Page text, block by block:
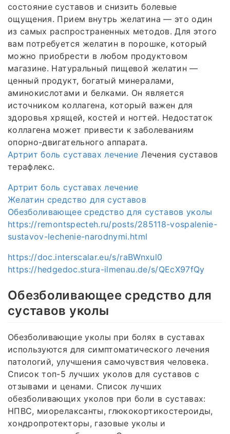
состояние суставов и снизить болевые
ощущения. Прием внутрь желатина — это один
из самых распространенных методов. Для этого
вам потребуется желатин в порошке, который
можно приобрести в любом продуктовом
магазине. Натуральный пищевой желатин —
ценный продукт, богатый минералами,
аминокислотами и белками. Он является
источником коллагена, который важен для
здоровья хрящей, костей и ногтей. Недостаток
коллагена может привести к заболеваниям
опорно-двигательного аппарата.
Артрит боль суставах лечение Лечения суставов
терафлекс.
Артрит боль суставах лечение
Желатин средство для суставов
Обезболивающее средство для суставов уколы
https://remontspecteh.ru/posts/285118-vospalenie-
sustavov-lechenie-narodnymi.html
https://doc.interscalar.eu/s/raBWnxul0
https://hedgedoc.stura-ilmenau.de/s/QEcX97fQy
Обезболивающее средство для
суставов уколы
Обезболивающие уколы при болях в суставах
используются для симптоматического лечения
патологий, улучшения самочувствия человека.
Список топ-5 лучших уколов для суставов с
отзывами и ценами. Список лучших
обезболивающих уколов при боли в суставах:
НПВС, миорелаксанты, глюкокортикостероиды,
хондропротекторы, газовые уколы и